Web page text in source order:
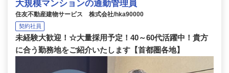
大規模マンションの通勤管理員
住友不動産建物サービス 株式会社/hka90000
契約社員
未経験大歓迎！☆大量採用予定！40～60代活躍中！貴方
に合う勤務地をご紹介いたします【首都圏各地】